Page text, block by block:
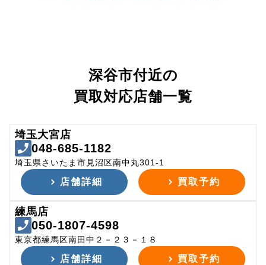
深谷市付近の
買取対応店舗一覧
埼玉大宮店
048-685-1182
埼玉県さいたま市見沼区南中丸301-1
店舗詳細 買取予約
練馬店
050-1807-4598
東京都練馬区南田中２－２３－１８
店舗詳細 買取予約